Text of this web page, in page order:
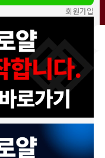
회원가입